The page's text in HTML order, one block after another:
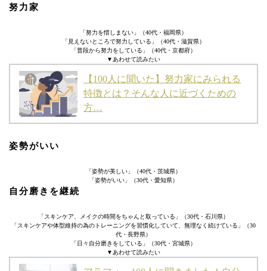
努力家
「努力を惜しまない」（40代・福岡県）
「見えないところで努力している」（40代・滋賀県）
「普段から努力をしている」（40代・京都府）
▼あわせて読みたい
【100人に聞いた】努力家にみられる
特徴とは？そんな人に近づくための
方…
姿勢がいい
「姿勢が美しい」（40代・茨城県）
「姿勢がいい」（30代・愛知県）
自分磨きを継続
「スキンケア、メイクの時間をちゃんと取っている」（30代・石川県）
「スキンケアや体型維持の為のトレーニングを習慣化していて、無理なく続けている」（30
代・長野県）
「日々自分磨きをしている」（30代・宮城県）
▼あわせて読みたい